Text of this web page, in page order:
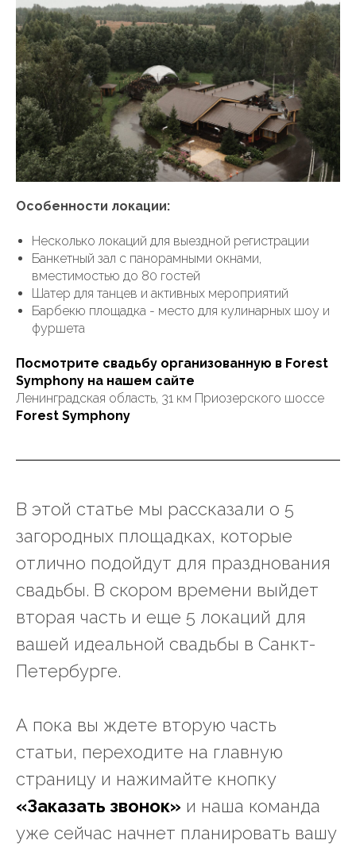
Особенности локации:
Несколько локаций для выездной регистрации
Банкетный зал с панорамными окнами,
вместимостью до 80 гостей
Шатер для танцев и активных мероприятий
Барбекю площадка - место для кулинарных шоу и
фуршета
Посмотрите свадьбу организованную в Forest
Symphony на нашем сайте
Ленинградская область, 31 км Приозерского шоссе
Forest Symphony
В этой статье мы рассказали о 5
загородных площадках, которые
отлично подойдут для празднования
свадьбы. В скором времени выйдет
вторая часть и еще 5 локаций для
вашей идеальной свадьбы в Санкт-
Петербурге.
А пока вы ждете вторую часть
статьи, переходите на главную
страницу и нажимайте кнопку
«Заказать звонок» и наша команда
уже сейчас начнет планировать вашу